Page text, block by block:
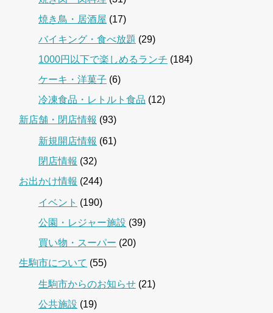
焼き鳥・居酒屋 (17)
バイキング・食べ放題 (29)
1000円以下で楽しめるランチ (184)
ケーキ・洋菓子 (6)
冷凍食品・レトルト食品 (12)
新店舗・閉店情報 (93)
新規開店情報 (61)
閉店情報 (32)
お出かけ情報 (244)
イベント (190)
公園・レジャー施設 (39)
買い物・スーパー (20)
生駒市について (55)
生駒市からのお知らせ (21)
公共施設 (19)